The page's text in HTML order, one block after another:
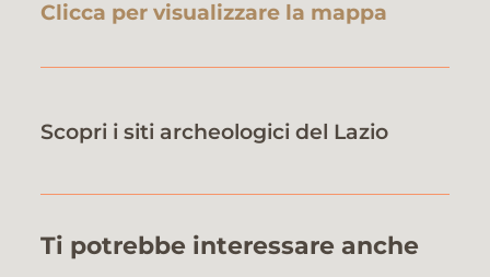
Clicca per visualizzare la mappa
Scopri i siti archeologici del Lazio
Ti potrebbe interessare anche